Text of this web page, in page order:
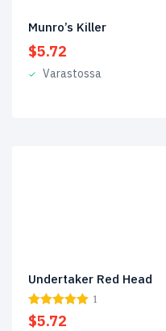
Munro’s Killer
$5.72
Varastossa
Undertaker Red Head
1
$5.72